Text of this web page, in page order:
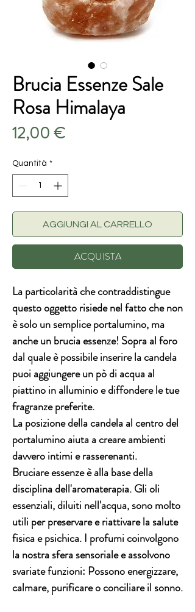
Brucia Essenze Sale
Rosa Himalaya
12,00 €Prezzo
Quantità *
AGGIUNGI AL CARRELLO
ACQUISTA
Laparticolaritàche contraddistingue
questo oggetto risiede nel fatto che non
è solo un semplice portalumino, ma
anche unbrucia essenze! Sopra al foro
dal quale è possibile inserire la candela
puoi aggiungere un pò di acqua al
piattino in alluminio e diffondere letue
fragranze preferite.
La posizione della candela al centro del
portalumino aiuta a creare ambienti
davvero intimi e rasserenanti.
Bruciare essenze è alla base della
disciplina dell'aromaterapia. Gli oli
essenziali, diluiti nell'acqua, sono molto
utili per preservare e riattivare la salute
fisica e psichica. I profumi coinvolgono
la nostrasfera sensorialee assolvono
svariate funzioni: Possono energizzare,
calmare, purificare o conciliare il sonno.